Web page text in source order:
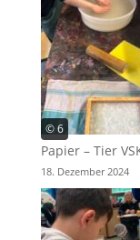
© 6
Papier – Tier
18. Dezember 2024